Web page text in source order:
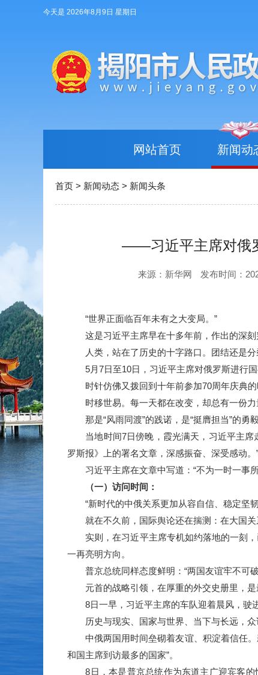
今天是 2026年8月9日 星期日
网站首页 新闻动
首页 > 新闻动态 > 新闻头条
——习近平主席对俄
来源：新华网 发布时间：
“世界正面临百年未有之大变局。”
这是习近平主席早在十多年前，作出的深刻
人类，站在了历史的十字路口。团结还是分
5月7日至10日，习近平主席对俄罗斯进行国
时针仿佛又拨回到十年前参加70周年庆典的
时移世易。每一天都在改变，却总有一份力
那是“风雨同渡”的践诺，是“挺膺担当”的勇
当地时间7日傍晚，霞光满天，习近平主席
罗斯报》上的署名文章，深感振奋、深受感动。
习近平主席在文章中写道：“不为一时一事所
（一）访问时间：
“新时代的中俄关系更加从容自信、稳定坚
就在不久前，国际舆论还在揣测：在大国关
实则，在习近平主席专机如约落地的一刻，
一再亮明方向。
普京总统同样态度鲜明：“两国友谊牢不可破
元首的战略引领，在厚重的外交史册里，是
8日一早，习近平主席的车队迎着晨风，驶进
历史与现实、国家与世界、当下与长远，众
中俄两国用时间垒砌着友谊、积淀着信任。
和国主席到访最多的国家”。
8日，本是普京总统作为东道主广迎宾客的